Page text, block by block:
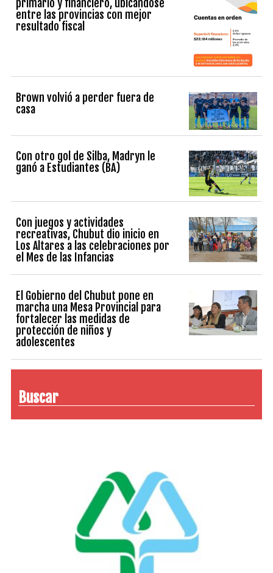
primario y financiero, ubicándose
entre las provincias con mejor
resultado fiscal
Brown volvió a perder fuera de
casa
Con otro gol de Silba, Madryn le
ganó a Estudiantes (BA)
Con juegos y actividades
recreativas, Chubut dio inicio en
Los Altares a las celebraciones por
el Mes de las Infancias
El Gobierno del Chubut pone en
marcha una Mesa Provincial para
fortalecer las medidas de
protección de niños y
adolescentes
Buscar